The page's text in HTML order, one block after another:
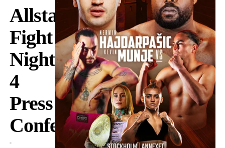
Allstars
Fight
Night
4
Press
Conference